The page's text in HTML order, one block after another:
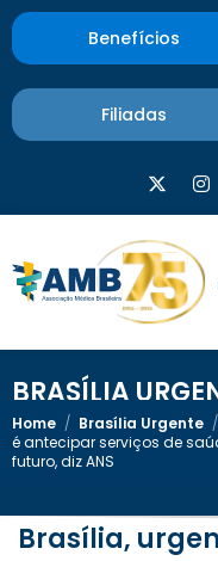
Benefícios
Filiadas
BRASÍLIA
Home / Brasília Urgente /
é antecipar serviços de
futuro, diz ANS
Brasília,